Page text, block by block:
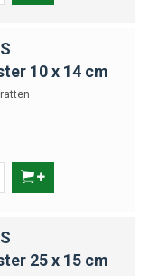
10 x 14 cm
25 x 15 cm